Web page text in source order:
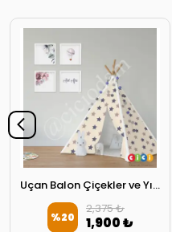
Uçan Balon Çiçekler ve Yıldızlar Oyun Çadırı
%20
2,375 ₺
1,900 ₺